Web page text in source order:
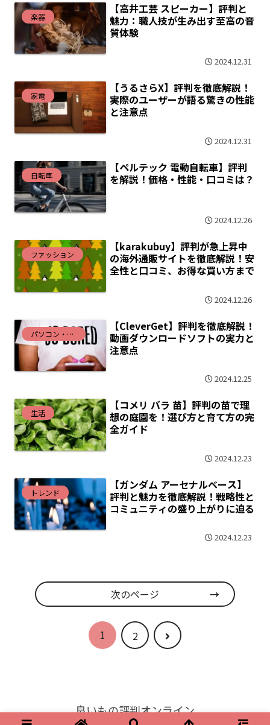
楽器
【高井工芸 スピーカー】評判と
魅力：職人技が生み出す至高の音
質体験
2024.12.31
家電
【うるさらX】評判を徹底解説！
実際のユーザーが語る驚きの性能
と注意点
2024.12.31
自転車
【ペルテック 電動自転車】評判
を解説！価格・性能・口コミは？
2024.12.26
ファッション
【karakubuy】評判が急上昇中
の海外通販サイトを徹底解説！安
全性と口コミ、お得な買い方まで
2024.12.26
パソコン・インターネット
【CleverGet】評判を徹底解説！
動画ダウンロードソフトの実力と
注意点
2024.12.25
生活
【コメリ バラ 苗】評判の苗で理
想の庭園を！選び方と育て方の完
全ガイド
2024.12.23
トレンド
【ガンダム アーセナルベース】
評判と魅力を徹底解説！戦略性と
コミュニティの盛り上がりに迫る
2024.12.23
次のページ
1 2
次
良いもの評判オンライン